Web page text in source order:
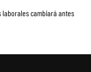
laborales cambiará antes